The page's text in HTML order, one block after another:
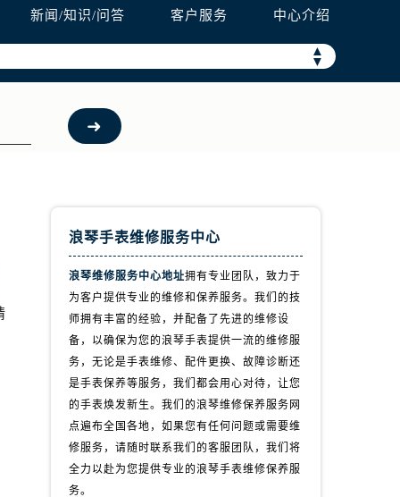
新闻/知识/问答 客户服务 中心介绍
▲
▼
浪琴手表维修服务中心
浪琴维修服务中心地址拥有专业团队，致力于
为客户提供专业的维修和保养服务。我们的技
师拥有丰富的经验，并配备了先进的维修设
备，以确保为您的浪琴手表提供一流的维修服
务，无论是手表维修、配件更换、故障诊断还
是手表保养等服务，我们都会用心对待，让您
的手表焕发新生。我们的浪琴维修保养服务网
点遍布全国各地，如果您有任何问题或需要维
修服务，请随时联系我们的客服团队，我们将
全力以赴为您提供专业的浪琴手表维修保养服
务。